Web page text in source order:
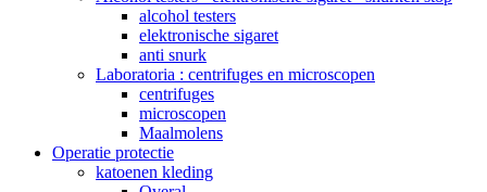
alcohol testers
elektronische sigaret
anti snurk
Laboratoria : centrifuges en microscopen
centrifuges
microscopen
Maalmolens
Operatie protectie
katoenen kleding